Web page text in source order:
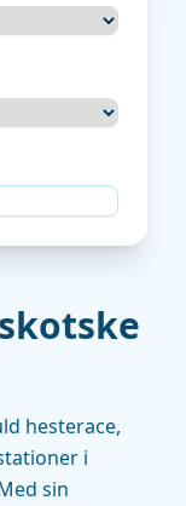
hesterace,
i
sin